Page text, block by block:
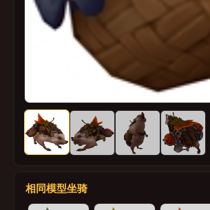
相同模型坐骑